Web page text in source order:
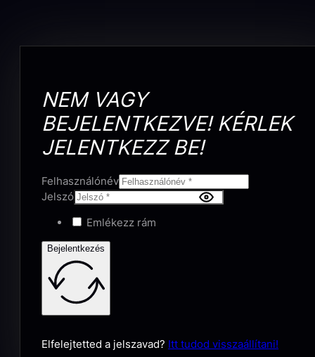
NEM VAGY
BEJELENTKEZVE! KÉRLEK
JELENTKEZZ BE!
Felhasználónév
Jelszó
Emlékezz rám
Bejelentkezés
Elfelejtetted a jelszavad? Itt tudod visszaállítani!